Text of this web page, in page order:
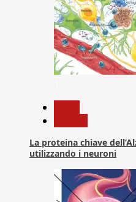
La proteina chiave
utilizzando i neuroni